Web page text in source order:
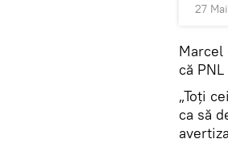
27
Marcel
că
„Toţi
ca să